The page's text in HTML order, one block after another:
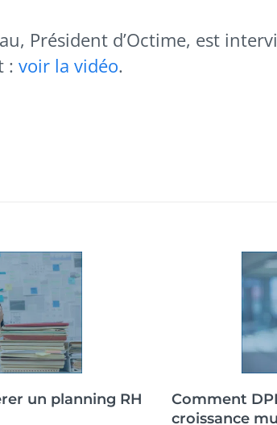
Président d’Octime, est
: voir la vidéo.
un planning RH
Comment
croissance